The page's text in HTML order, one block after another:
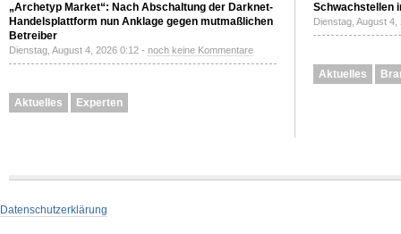
„Archetyp Market“: Nach Abschaltung der Darknet-
Handelsplattform nun Anklage gegen mutmaßlichen
Betreiber
Dienstag, August 4, 2026 0:12 - noch keine Kommentare
Aktuelles Experten
Schwachstellen
Dienstag, August
Aktuelles
Datenschutzerklärung